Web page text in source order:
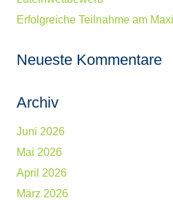
Erfolgreiche Teilnahme am
Neueste Kommentare
Archiv
Juni 2026
Mai 2026
April 2026
März 2026